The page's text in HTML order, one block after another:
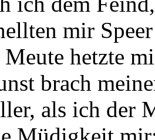
mir
hetzte
brach
als ich der